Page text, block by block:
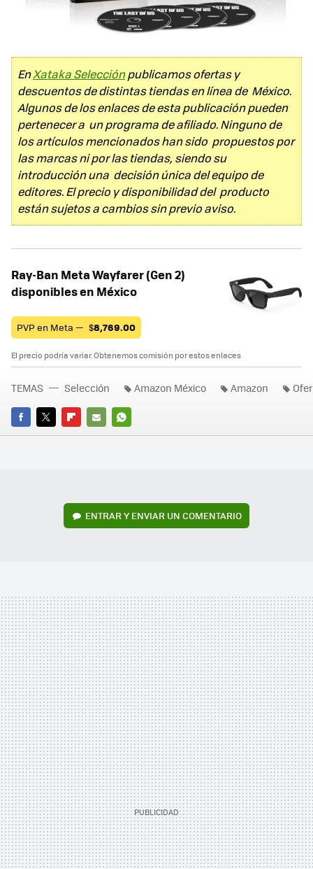
EnXataka Selecciónpublicamos ofertas y
descuentos de distintas tiendas en línea de México.
Algunos de los enlaces de esta publicación pueden
pertenecer a un programa de afiliado. Ninguno de
los artículos mencionados han sido propuestos por
las marcas ni por las tiendas, siendo su
introducción una decisión única del equipo de
editores. El precio y disponibilidad del producto
están sujetos a cambios sin previo aviso.
Ray-Ban Meta Wayfarer (Gen 2)
disponibles en México
PVP en Meta — $8,769.00
El precio podría variar. Obtenemos comisión por estos enlaces
FACEBOOK
TWITTERFLIPBOARD
E-
WHATSAPP
TEMAS Selección Amazon México Amazon
ENTRAR Y ENVIAR UN COMENTARIO